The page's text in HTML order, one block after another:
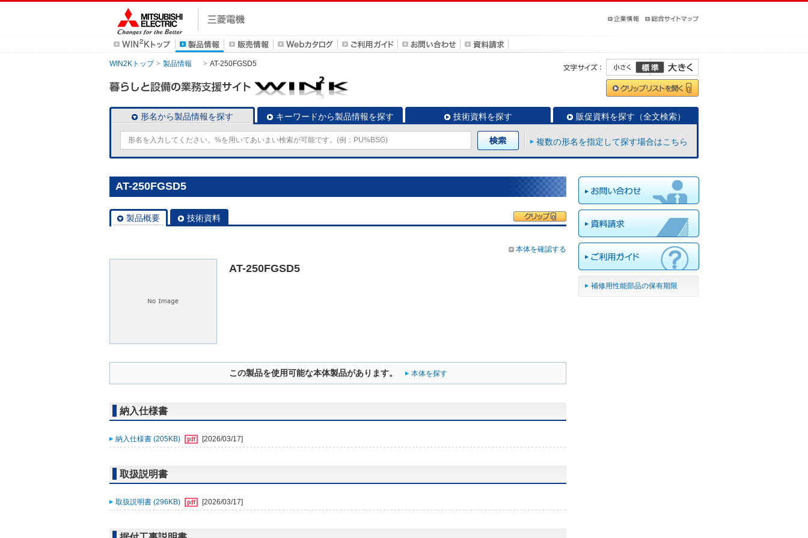
WIN2Kトップ 製品情報 AT-250FGSD5
形名から製品情報を探す キーワードから製品情報を探す 技術資料を探す 販促資料を探す（全文検索）
複数の形名を指定して探す場合はこちら
AT-250FGSD5
製品概要 技術資料
本体を確認する
AT-250FGSD5
この製品を使用可能な本体製品があります。 本体を探す
納入仕様書
納入仕様書 (205KB) [2026/03/17]
取扱説明書
取扱説明書 (296KB) [2026/03/17]
補修用性能部品の保有期限